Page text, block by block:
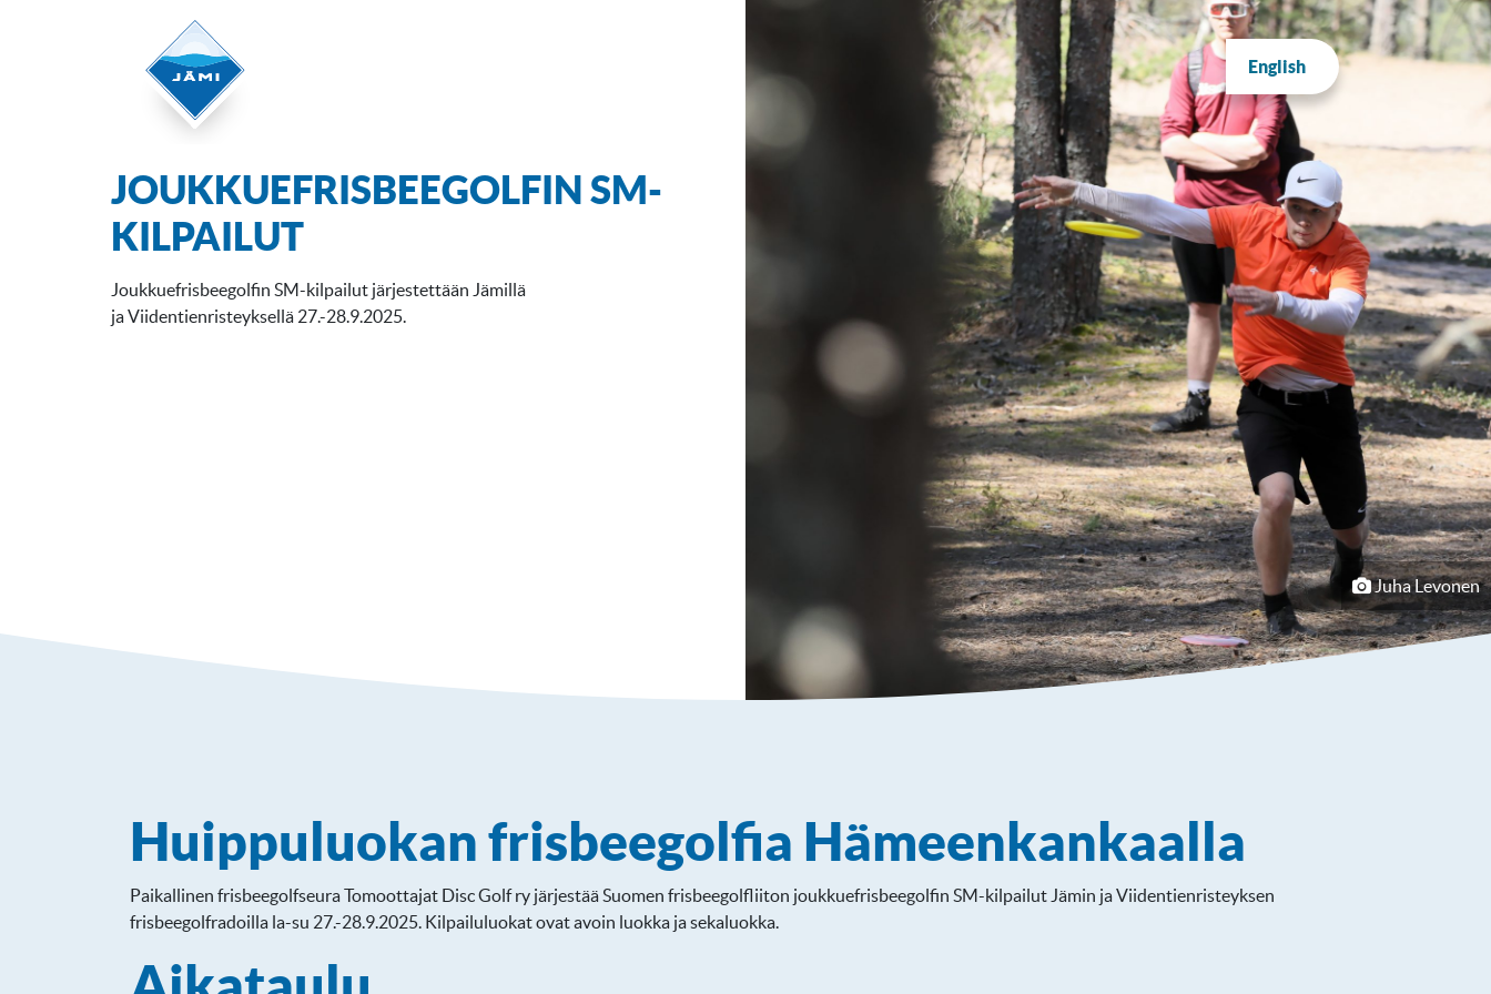
English
JOUKKUEFRISBEEGOLFIN SM-
KILPAILUT
Joukkuefrisbeegolfin SM-kilpailut järjestettään Jämillä
ja Viidentienristeyksellä 27.-28.9.2025.
Juha Levonen
Huippuluokan frisbeegolfia Hämeenkankaalla
Paikallinen frisbeegolfseura Tomoottajat Disc Golf ry järjestää Suomen frisbeegolfliiton joukkuefrisbeegolfin SM-kilpailut Jämin ja Viidentienristeyksen
frisbeegolfradoilla la-su 27.-28.9.2025. Kilpailuluokat ovat avoin luokka ja sekaluokka.